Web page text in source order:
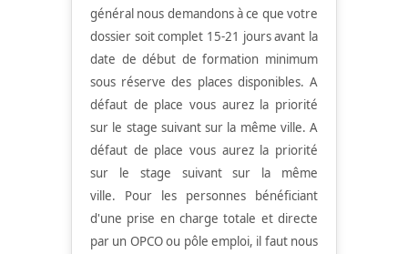
général nous demandons à ce que votre
dossier soit complet 15-21 jours avant la
date de début de formation minimum
sous réserve des places disponibles. A
défaut de place vous aurez la priorité
sur le stage suivant sur la même ville. A
défaut de place vous aurez la priorité
sur le stage suivant sur la même
ville. Pour les personnes bénéficiant
d'une prise en charge totale et directe
par un OPCO ou pôle emploi, il faut nous